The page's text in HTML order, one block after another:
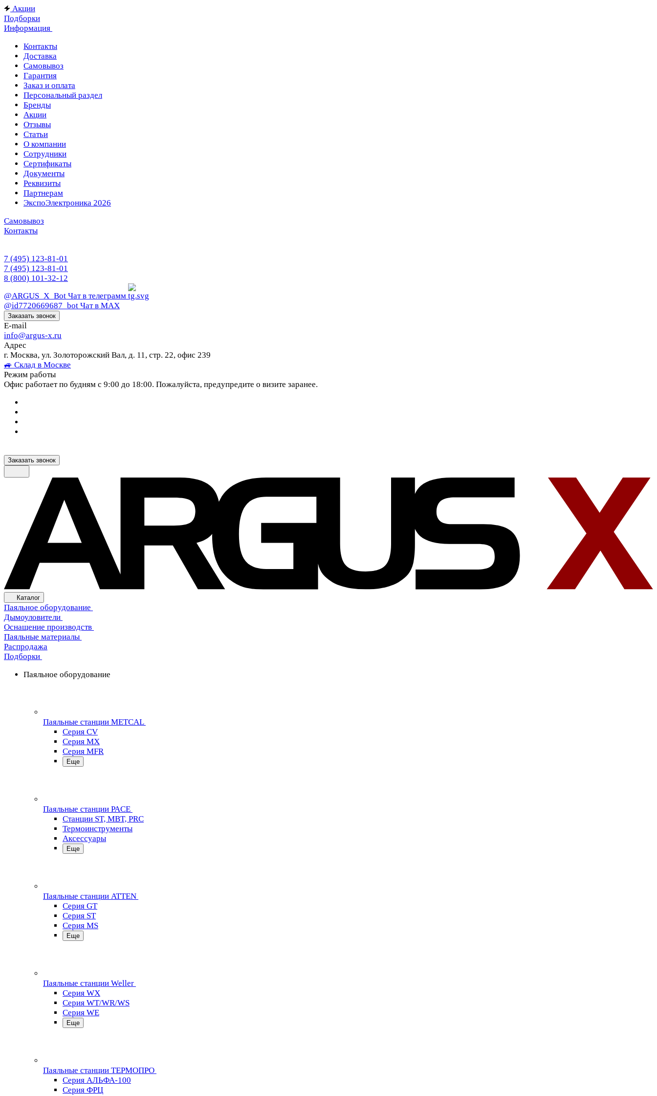
Акции
Подборки
Информация
Контакты
Доставка
Самовывоз
Гарантия
Заказ и оплата
Персональный раздел
Бренды
Акции
Отзывы
Статьи
О компании
Сотрудники
Сертификаты
Документы
Реквизиты
Партнерам
ЭкспоЭлектроника 2026
Самовывоз
Контакты
7 (495) 123-81-01
7 (495) 123-81-01
8 (800) 101-32-12
@ARGUS_X_Bot Чат в телеграмм
@id7720669687_bot Чат в МАХ
Заказать звонок
E-mail
info@argus-x.ru
Адрес
г. Москва, ул. Золоторожский Вал, д. 11, стр. 22, офис 239
🚙 Склад в Москве
Режим работы
Офис работает по будням с 9:00 до 18:00. Пожалуйста, предупредите о визите заранее.
Заказать звонок
Каталог
Паяльное оборудование
Дымоуловители
Оснащение производств
Паяльные материалы
Распродажа
Подборки
Паяльное оборудование
Паяльные станции METCAL
Серия CV
Серия MX
Серия MFR
Еще
Паяльные станции PACE
Станции ST, MBT, PRC
Термоинструменты
Аксессуары
Еще
Паяльные станции ATTEN
Серия GT
Серия ST
Серия MS
Еще
Паяльные станции Weller
Серия WX
Серия WT/WR/WS
Серия WE
Еще
Паяльные станции ТЕРМОПРО
Серия АЛЬФА-100
Серия ФРЦ